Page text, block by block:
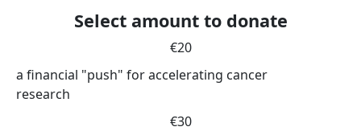
Select amount to donate
€20
a financial "push" for accelerating cancer
research
€30